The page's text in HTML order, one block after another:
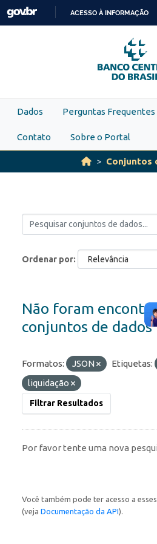
Skip to main content
PARA
O
ACESSO À INFORMAÇÃO
Dados Perguntas Frequentes
Contato Sobre o Portal
Conjuntos
Ordenar por
Não foram
conjuntos de dados
Formatos: JSON Etiquetas:
liquidação
Filtrar Resultados
Por favor tente uma nova
Você também pode ter acesso a
(veja Documentação da API).